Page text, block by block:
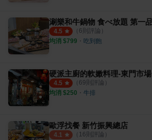
4.5 （ 6則評論）
均消 $799 ・ 吃到飽
硬派主廚的軟嫩料理-東門市場
4.5 （ 69則評論）
均消 $250 ・ 牛排
歐浮找餐 新竹振興總店
4.1 （ 16則評論）